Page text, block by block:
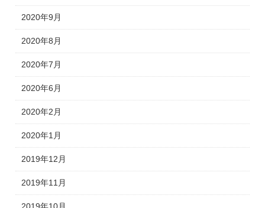
2020年9月
2020年8月
2020年7月
2020年6月
2020年2月
2020年1月
2019年12月
2019年11月